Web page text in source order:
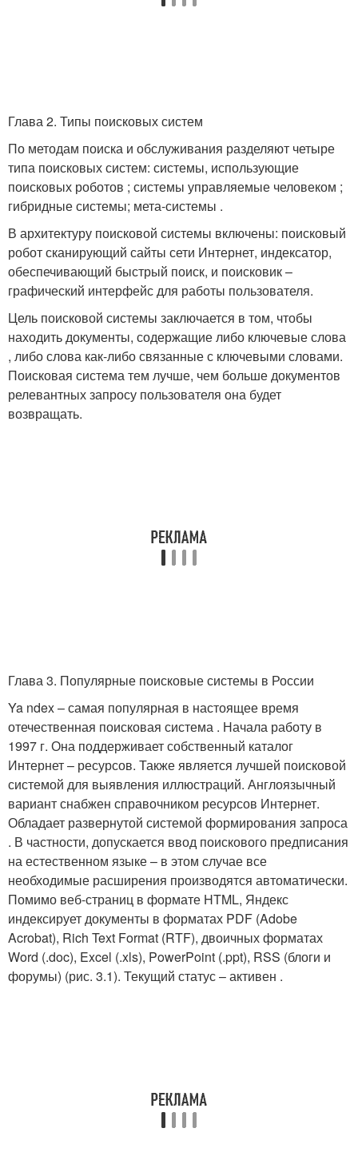
Глава 2. Типы поисковых систем
По методам поиска и обслуживания разделяют четыре
типа поисковых систем: системы, использующие
поисковых роботов ; системы управляемые человеком ;
гибридные системы; мета-системы .
В архитектуру поисковой системы включены: поисковый
робот сканирующий сайты сети Интернет, индексатор,
обеспечивающий быстрый поиск, и поисковик –
графический интерфейс для работы пользователя.
Цель поисковой системы заключается в том, чтобы
находить документы, содержащие либо ключевые слова
, либо слова как-либо связанные с ключевыми словами.
Поисковая система тем лучше, чем больше документов
релевантных запросу пользователя она будет
возвращать.
Глава 3. Популярные поисковые системы в России
Ya ndex – самая популярная в настоящее время
отечественная поисковая система . Начала работу в
1997 г. Она поддерживает собственный каталог
Интернет – ресурсов. Также является лучшей поисковой
системой для выявления иллюстраций. Англоязычный
вариант снабжен справочником ресурсов Интернет.
Обладает развернутой системой формирования запроса
. В частности, допускается ввод поискового предписания
на естественном языке – в этом случае все
необходимые расширения производятся автоматически.
Помимо веб-страниц в формате HTML, Яндекс
индексирует документы в форматах PDF (Adobe
Acrobat), Rich Text Format (RTF), двоичных форматах
Word (.doc), Excel (.xls), PowerPoint (.ppt), RSS (блоги и
форумы) (рис. 3.1). Текущий статус – активен .